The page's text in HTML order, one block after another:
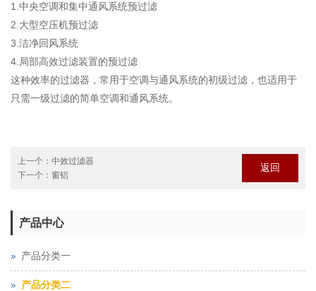
1.中央空调和集中通风系统预过滤
2.大型空压机预过滤
3.洁净回风系统
4.局部高效过滤装置的预过滤
这种效率的过滤器，常用于空调与通风系统的初级过滤，也适用于
只需一级过滤的简单空调和通风系统。
上一个： 中效过滤器
下一个： 窗铝
返回
产品中心
产品分类一
产品分类二